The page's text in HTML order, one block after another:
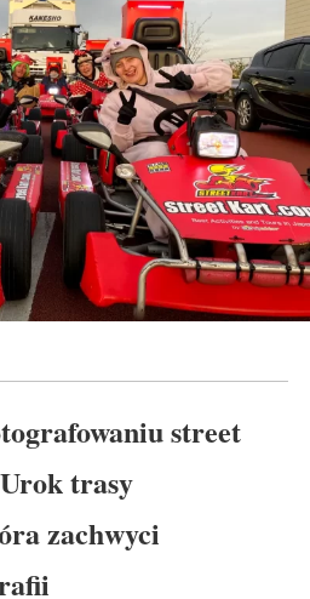
street
trasy
zachwyci